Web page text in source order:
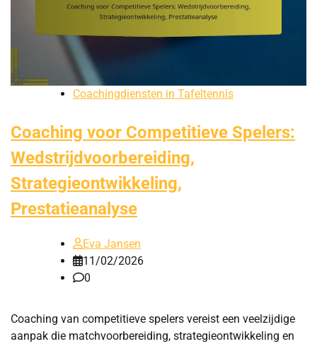
Coachingdiensten in Tafeltennis
Coaching voor Competitieve Spelers:
Wedstrijdvoorbereiding,
Strategieontwikkeling,
Prestatieanalyse
Eva Jansen
11/02/2026
0
Coaching van competitieve spelers vereist een veelzijdige
aanpak die matchvoorbereiding, strategieontwikkeling en